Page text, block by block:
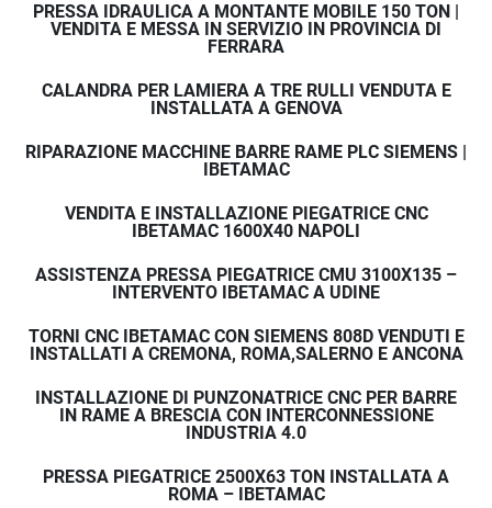
PRESSA IDRAULICA A MONTANTE MOBILE 150 TON |
VENDITA E MESSA IN SERVIZIO IN PROVINCIA DI
FERRARA
CALANDRA PER LAMIERA A TRE RULLI VENDUTA E
INSTALLATA A GENOVA
RIPARAZIONE MACCHINE BARRE RAME PLC SIEMENS |
IBETAMAC
VENDITA E INSTALLAZIONE PIEGATRICE CNC
IBETAMAC 1600X40 NAPOLI
ASSISTENZA PRESSA PIEGATRICE CMU 3100X135 –
INTERVENTO IBETAMAC A UDINE
TORNI CNC IBETAMAC CON SIEMENS 808D VENDUTI E
INSTALLATI A CREMONA, ROMA,SALERNO E ANCONA
INSTALLAZIONE DI PUNZONATRICE CNC PER BARRE
IN RAME A BRESCIA CON INTERCONNESSIONE
INDUSTRIA 4.0
PRESSA PIEGATRICE 2500X63 TON INSTALLATA A
ROMA – IBETAMAC